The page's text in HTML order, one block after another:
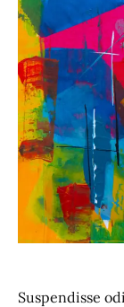
Suspendisse